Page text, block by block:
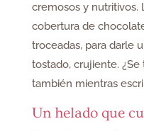
cremosos y nutritivos.
cobertura de
troceadas, para darle
tostado, crujiente.
también mientras
Un helado que